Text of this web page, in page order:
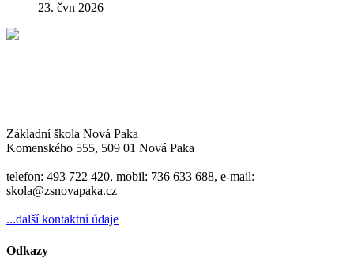
23. čvn 2026
Základní škola Nová Paka
Komenského 555, 509 01 Nová Paka
telefon: 493 722 420, mobil: 736 633 688, e-mail:
skola@zsnovapaka.cz
...další kontaktní údaje
Odkazy